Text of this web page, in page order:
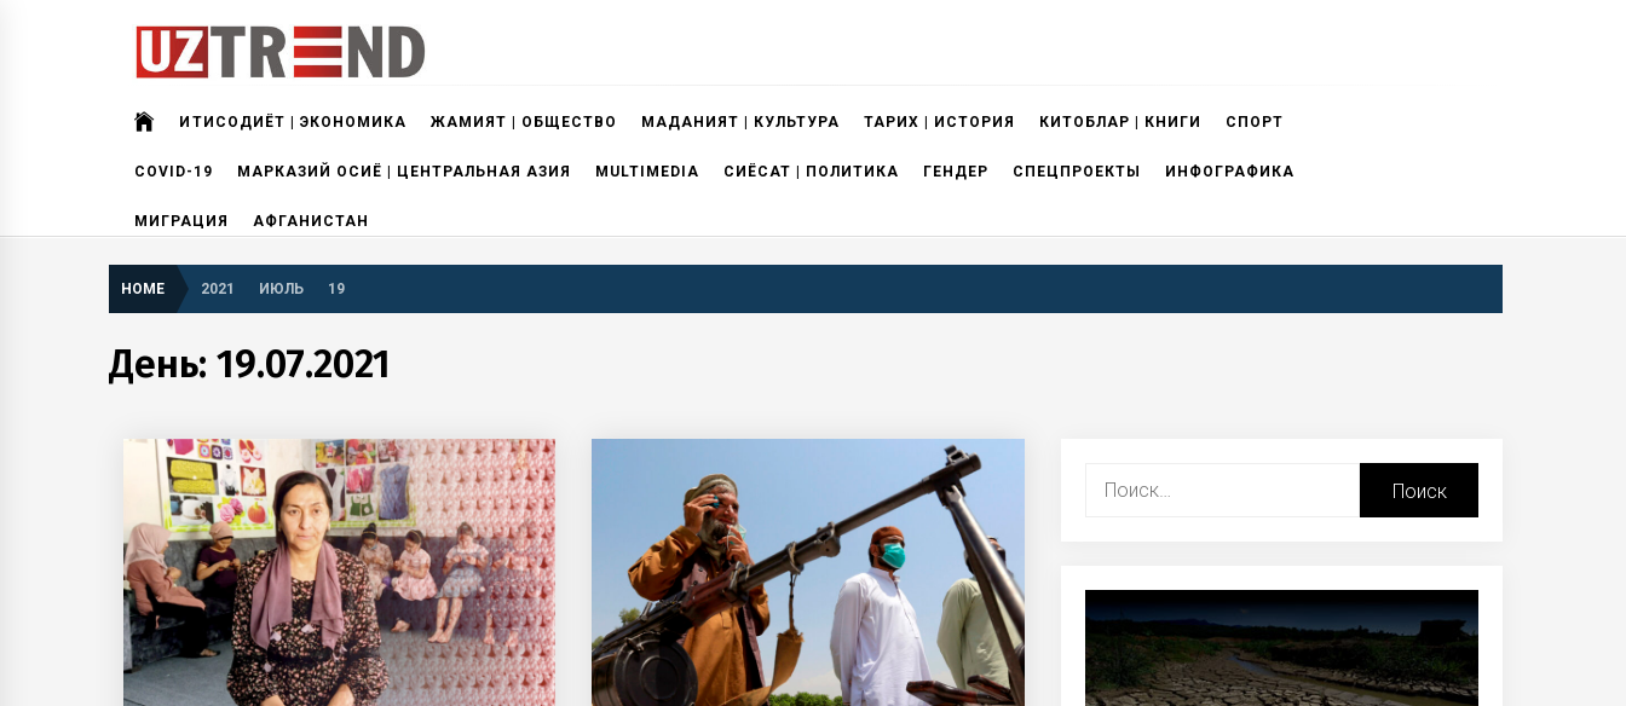
uztrend
ИҚТИСОДИЁТ | ЭКОНОМИКА ЖАМИЯТ | ОБЩЕСТВО МАДАНИЯТ | КУЛЬТУРА ТАРИХ | ИСТОРИЯ КИТОБЛАР | КНИГИ СПОРТ
COVID-19 МАРКАЗИЙ ОСИЁ | ЦЕНТРАЛЬНАЯ АЗИЯ MULTIMEDIA СИЁСАТ | ПОЛИТИКА ГЕНДЕР СПЕЦПРОЕКТЫ ИНФОГРАФИКА
МИГРАЦИЯ АФГАНИСТАН
HOME 2021 ИЮЛЬ 19
День:19.07.2021
Найти: